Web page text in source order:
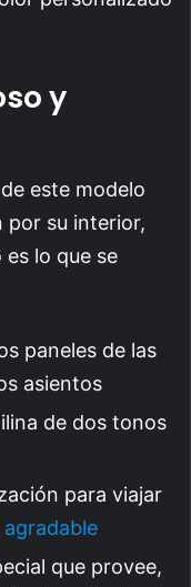
y
este modelo
por su interior,
lo que se
paneles de las
asientos
de dos tonos
para viajar
que provee,